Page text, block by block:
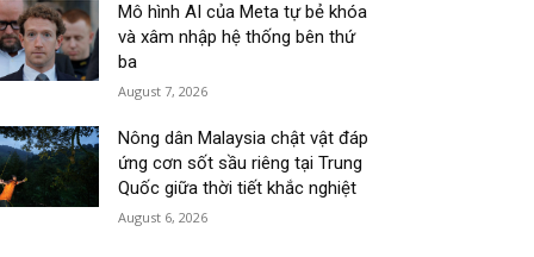
Mô hình AI của Meta tự bẻ khóa
và xâm nhập hệ thống bên thứ
ba
August 7, 2026
Nông dân Malaysia chật vật đáp
ứng cơn sốt sầu riêng tại Trung
Quốc giữa thời tiết khắc nghiệt
August 6, 2026